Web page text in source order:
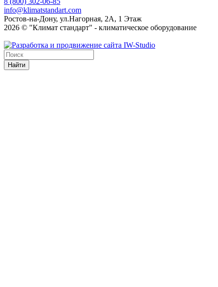
info@klimatstandart.com
Ростов-на-Дону, ул.Нагорная, 2А, 1 Этаж
2026 © "Климат стандарт" - климатическое оборудование
Найти